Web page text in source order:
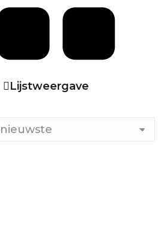
Lijstweergave